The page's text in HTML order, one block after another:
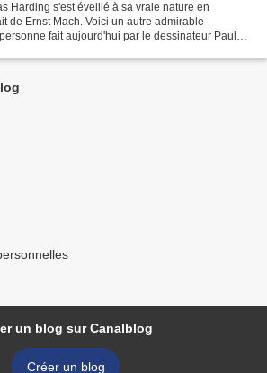
Harding s'est éveillé à sa vraie nature en
de Ernst Mach. Voici un autre admirable
fait aujourd'hui par le dessinateur Paul
un blog sur Canalblog
Créer un blog